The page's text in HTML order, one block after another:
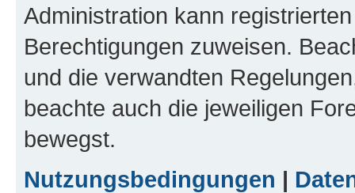
Administration kann
Berechtigungen zuweisen.
und die verwandten
beachte auch die jeweiligen
bewegst.
Nutzungsbedingungen |